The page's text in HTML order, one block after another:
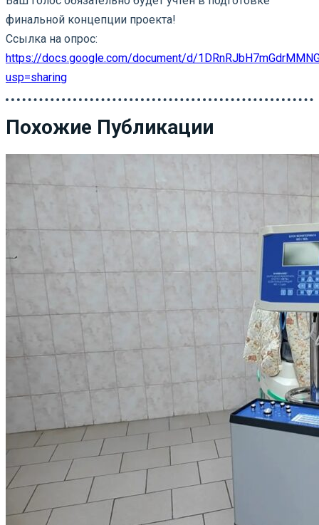
финальной концепции проекта!
Ссылка на опрос:
https://docs.google.com/document/d/
usp=sharing
Похожие Публикации